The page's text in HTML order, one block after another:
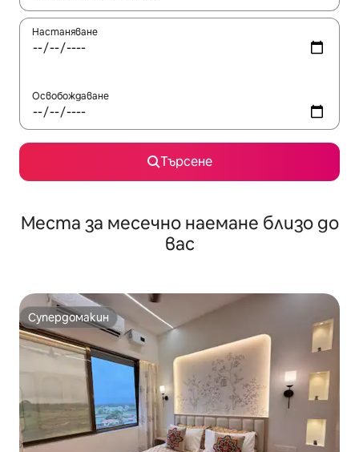
Настаняване
Освобождаване
Търсене
Места за месечно наемане близо до
вас
Супердомакин
Супердомакин